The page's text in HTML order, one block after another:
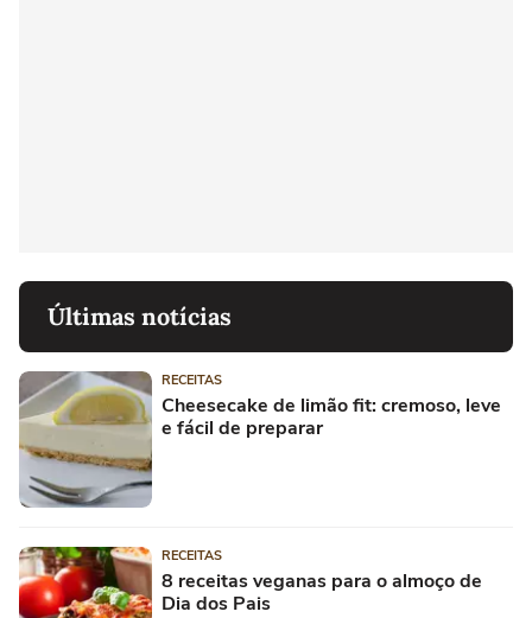
Últimas notícias
RECEITAS
Cheesecake de limão fit: cremoso, leve
e fácil de preparar
RECEITAS
8 receitas veganas para o almoço de
Dia dos Pais